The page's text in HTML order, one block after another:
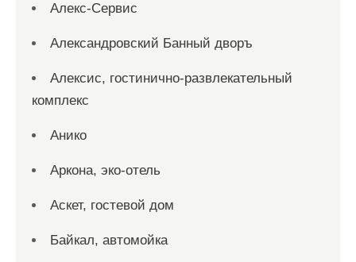
Алекс-Сервис
Александровский Банный дворъ
Алексис, гостинично-развлекательный
комплекс
Анико
Аркона, эко-отель
Аскет, гостевой дом
Байкал, автомойка